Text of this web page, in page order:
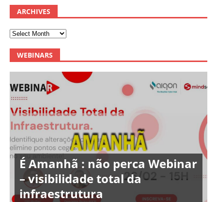
ARCHIVES
WEBINARS
É Amanhã : não perca Webinar
– visibilidade total da
infraestrutura